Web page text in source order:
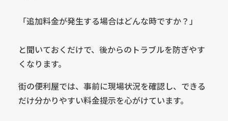
「追加料金が発生する場合はどんな時ですか？」
と聞いておくだけで、後からのトラブルを防ぎやす
くなります。
街の便利屋では、事前に現場状況を確認し、できる
だけ分かりやすい料金提示を心がけています。